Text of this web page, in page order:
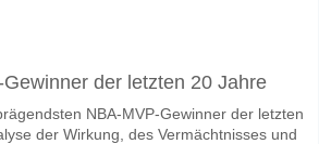
der letzten 20 Jahre
NBA-MVP-Gewinner der letzten
der Wirkung, des Vermächtnisses und